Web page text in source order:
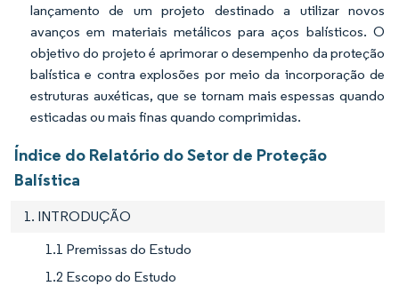
lançamento de um projeto destinado a utilizar novos
avanços em materiais metálicos para aços balísticos. O
objetivo do projeto é aprimorar o desempenho da proteção
balística e contra explosões por meio da incorporação de
estruturas auxéticas, que se tornam mais espessas quando
esticadas ou mais finas quando comprimidas.
Índice do Relatório do Setor de Proteção
Balística
1. INTRODUÇÃO
1.1 Premissas do Estudo
1.2 Escopo do Estudo